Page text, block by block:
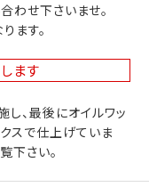
わせ下さいませ。
ます。
ます
、最後にオイルワッ
スで仕上げていま
覧下さい。